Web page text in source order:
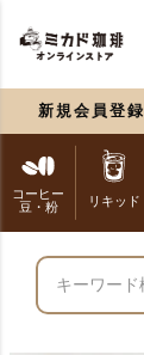
新規会員登録
コーヒー
豆・粉
リキッド